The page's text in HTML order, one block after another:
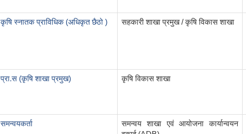
कृषि स्नातक प्राविधिक (अधिकृत छैठो ) सहकारी शाखा प्रमुख / कृषि विकास शाखा
प्रा.स (कृषि शाखा प्रमुख) कृषि विकास शाखा
समन्वयकर्ता
समन्वय शाखा एवं आयोजना कार्यान्वयन